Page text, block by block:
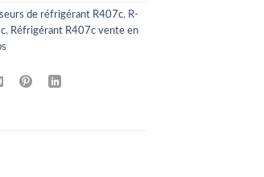
de réfrigérant R407c, R-
, Réfrigérant R407c vente en